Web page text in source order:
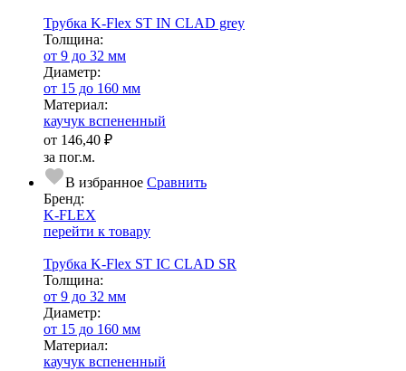
Трубка K-Flex ST IN CLAD grey
Тол­щи­на:
от 9 до 32 мм
Диаметр:
от 15 до 160 мм
Ма­­те­­ри­­ал:
каучук вспененный
от 146,40 ₽
за пог.м.
В избранное Сравнить
Бренд:
K-FLEX
перейти к товару
Трубка K-Flex ST IС CLAD SR
Тол­щи­на:
от 9 до 32 мм
Диаметр:
от 15 до 160 мм
Ма­­те­­ри­­ал:
каучук вспененный